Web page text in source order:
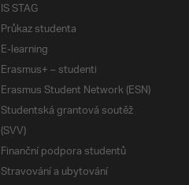
IS STAG
Průkaz studenta
E-learning
Erasmus+ – studenti
Erasmus Student Network (ESN)
Studentská grantová soutěž
(SVV)
Finanční podpora studentů
Stravování a ubytování